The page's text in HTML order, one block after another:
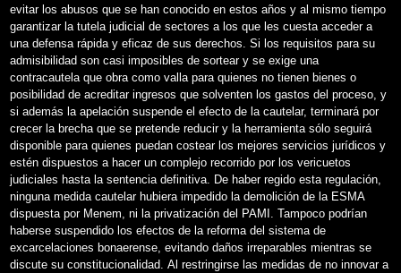
evitar los abusos que se han conocido en estos años y al mismo tiempo
garantizar la tutela judicial de sectores a los que les cuesta acceder a
una defensa rápida y eficaz de sus derechos. Si los requisitos para su
admisibilidad son casi imposibles de sortear y se exige una
contracautela que obra como valla para quienes no tienen bienes o
posibilidad de acreditar ingresos que solventen los gastos del proceso, y
si además la apelación suspende el efecto de la cautelar, terminará por
crecer la brecha que se pretende reducir y la herramienta sólo seguirá
disponible para quienes puedan costear los mejores servicios jurídicos y
estén dispuestos a hacer un complejo recorrido por los vericuetos
judiciales hasta la sentencia definitiva. De haber regido esta regulación,
ninguna medida cautelar hubiera impedido la demolición de la ESMA
dispuesta por Menem, ni la privatización del PAMI. Tampoco podrían
haberse suspendido los efectos de la reforma del sistema de
excarcelaciones bonaerense, evitando daños irreparables mientras se
discute su constitucionalidad. Al restringirse las medidas de no innovar a